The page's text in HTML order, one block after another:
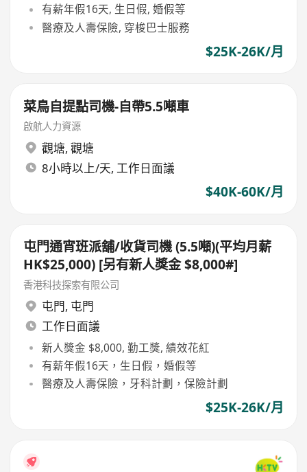
有薪年假16天, 生日假, 婚假等
醫療及人壽保險, 穿梭巴士服務
$25K-26K/月
菜鳥自提點司機-自帶5.5噸車
啟航人力資源
觀塘, 觀塘
8小時以上/天, 工作日面議
$40K-60K/月
屯門通宵班派舖/收貨司機 (5.5噸)(平均月薪
HK$25,000) [另有新人獎金 $8,000#]
香港科技探索有限公司
屯門, 屯門
工作日面議
新人獎金 $8,000, 勤工獎, 績效花紅
有薪年假16天，生日假，婚假等
醫療及人壽保險，牙科計劃，保險計劃
$25K-26K/月